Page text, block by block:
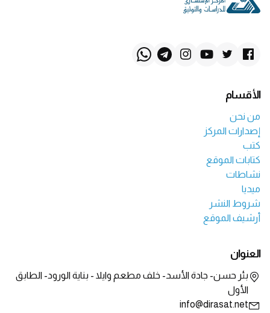
الأقسام
من نحن
إصدارات المركز
كتب
كتابات الموقع
نشاطات
ميديا
شروط النشر
أرشيف الموقع
العنوان
بئر حسن- جادة الأسد- خلف مطعم وايلا - بناية الورود- الطابق
الأول
info@dirasat.net